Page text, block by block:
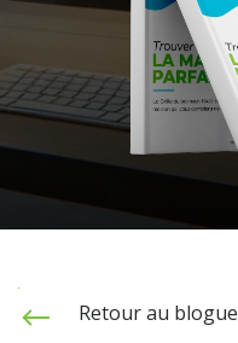
Retour au blogue